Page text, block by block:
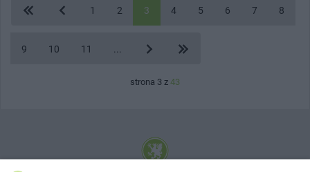
1 2 3 4 5 6 7 8
9 10 11
strona 3 z 43